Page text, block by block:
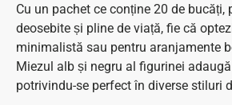
Cu un pachet ce conține 20 de bucăți,
deosebite și pline de viață, fie că
minimalistă sau pentru aranjamente
Miezul alb și negru al figurinei
potrivindu-se perfect în diverse stiluri